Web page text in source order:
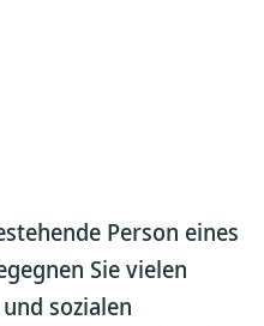
Person eines
Sie vielen
sozialen